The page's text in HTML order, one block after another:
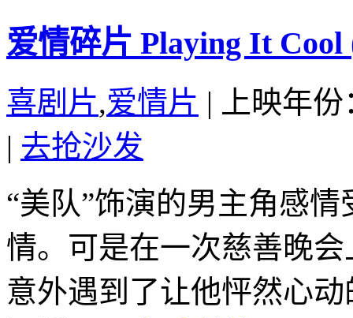
爱情碎片 Playing It Cool
喜剧片,爱情片 |
上映年
| 去抢沙发
“美队”饰演的男主角感
情。可是在一次慈善晚
意外遇到了让他怦然心